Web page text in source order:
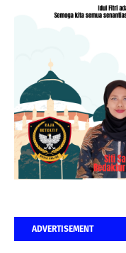
ADVERTISEMENT